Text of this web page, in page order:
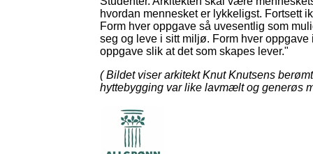
hvordan mennesket er lykkeligst. Fortsett
Form hver oppgave så uvesentlig som
seg og leve i sitt miljø. Form hver
oppgave slik at det som skapes lever."
( Bildet viser arkitekt Knut Knutsens
hyttebygging var like lavmælt og generøs